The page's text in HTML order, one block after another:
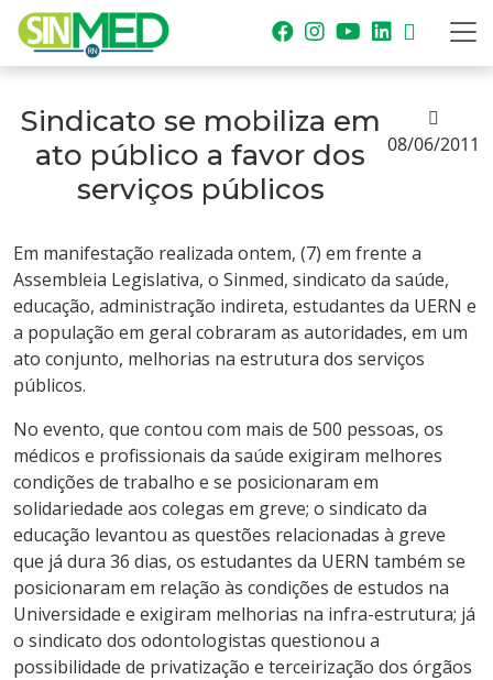
Sindicato se mobiliza em
ato público a favor dos
serviços públicos
08/06/2011
Em manifestação realizada ontem, (7) em frente a
Assembleia Legislativa, o Sinmed, sindicato da saúde,
educação, administração indireta, estudantes da UERN e
a população em geral cobraram as autoridades, em um
ato conjunto, melhorias na estrutura dos serviços
públicos.
No evento, que contou com mais de 500 pessoas, os
médicos e profissionais da saúde exigiram melhores
condições de trabalho e se posicionaram em
solidariedade aos colegas em greve; o sindicato da
educação levantou as questões relacionadas à greve
que já dura 36 dias, os estudantes da UERN também se
posicionaram em relação às condições de estudos na
Universidade e exigiram melhorias na infra-estrutura; já
o sindicato dos odontologistas questionou a
possibilidade de privatização e terceirização dos órgãos